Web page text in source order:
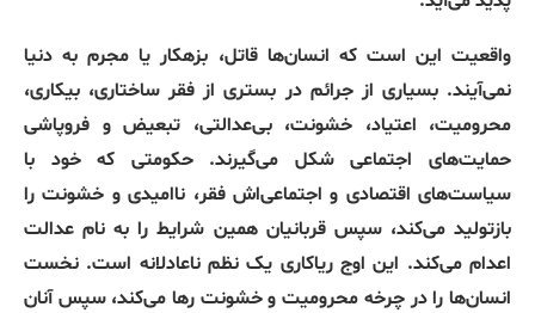
واقعیت این است که انسان‌ها قاتل، بزهکار یا مجرم به دنیا
نمی‌آیند.بسیاری از جرائم در بستری از فقر ساختاری، بیکاری،
محرومیت، اعتیاد، خشونت، بی‌عدالتی، تبعیض و فروپاشی
حمایت‌های اجتماعی شکل می‌گیرند.حکومتی که خود با
سیاست‌های اقتصادی و اجتماعی‌اش فقر، ناامیدی و خشونت را
بازتولید می‌کند، سپس قربانیان همین شرایط را به نام عدالت
اعدام می‌کند. این اوج ریاکاری یک نظم ناعادلانه است. نخست
انسان‌ها را در چرخه محرومیت و خشونت رها می‌کند، سپس آنان